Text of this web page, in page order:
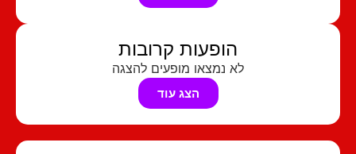
הופעות קרובות
לא נמצאו מופעים להצגה
הצג עוד